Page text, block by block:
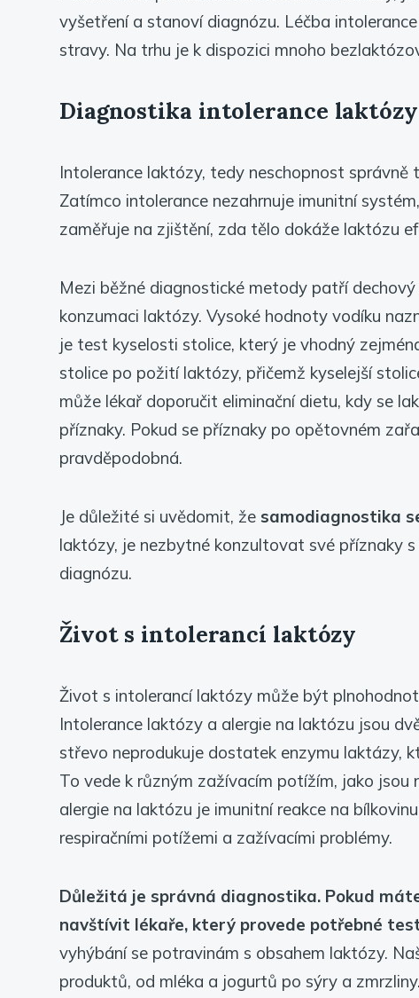
vyšetření a stanoví diagnózu. Léčba
stravy. Na trhu je k dispozici mnoho
Diagnostika intolerance laktózy
Intolerance laktózy, tedy neschopnost správně
Zatímco intolerance nezahrnuje imunitní systém,
zaměřuje na zjištění, zda tělo dokáže laktózu
Mezi běžné diagnostické metody patří
konzumaci laktózy. Vysoké hodnoty vodíku
je test kyselosti stolice, který je vhodný
stolice po požití laktózy, přičemž kyselejší
může lékař doporučit eliminační dietu, kdy se
příznaky. Pokud se příznaky po opětovném
pravděpodobná.
Je důležité si uvědomit, že samodiagnostika
laktózy, je nezbytné konzultovat své příznaky
diagnózu.
Život s intolerancí laktózy
Život s intolerancí laktózy může být
Intolerance laktózy a alergie na laktózu jsou
střevo neprodukuje dostatek enzymu laktázy,
To vede k různým zažívacím potížím, jako jsou
alergie na laktózu je imunitní reakce na
respiračními potížemi a zažívacími problémy.
Důležitá je správná diagnostika. Pokud
navštívit lékaře, který provede potřebné
vyhýbání se potravinám s obsahem laktózy.
produktů, od mléka a jogurtů po sýry a